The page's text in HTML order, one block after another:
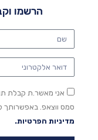
הרשמו
אני מאשר.ת קבלת
סמס ווצאפ.
מדיניות הפרטיות.